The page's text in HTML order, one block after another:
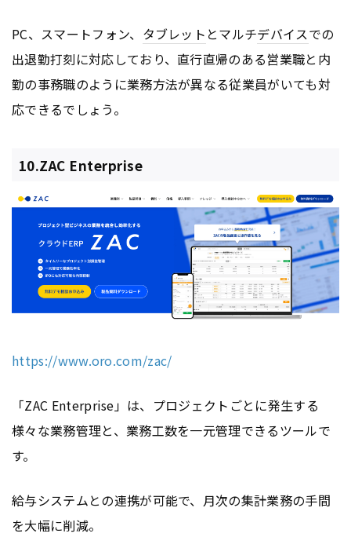
PC、スマートフォン、 タブレット とマルチデバイスでの
出退勤打刻に対応しており、直行直帰のある営業職と内
勤の事務職のように業務方法が異なる従業員がいても対
応できるでしょう。
10.ZAC Enterprise
https://www.oro.com/zac/
「ZAC Enterprise」は、プロジェクトごとに発生する
様々な業務管理と、業務工数を一元管理できるツールで
す。
給与システムとの連携が可能で、月次の集計業務の手間
を大幅に削減。